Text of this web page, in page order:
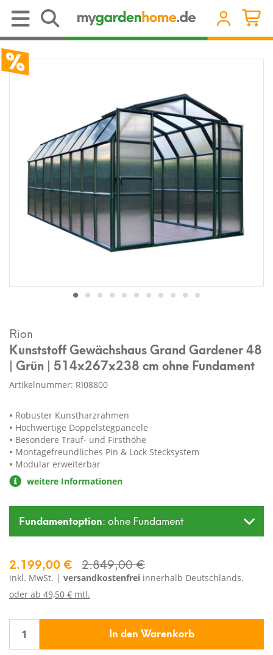
Rion
Kunststoff Gewächshaus Grand Gardener 48
| Grün | 514x267x238 cm ohne Fundament
Artikelnummer: RI08800
Robuster Kunstharzrahmen
Hochwertige Doppelstegpaneele
Besondere Trauf- und Firsthöhe
Montagefreundliches Pin & Lock Stecksystem
Modular erweiterbar
weitere Informationen
Fundamentoption: ohne Fundament
2.199,00 € 2.849,00 €
inkl. MwSt. | versandkostenfrei innerhalb Deutschlands.
oder ab 49,50 € mtl.
In den Warenkorb